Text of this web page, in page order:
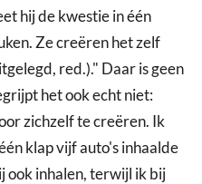
hij de kwestie in één
Ze creëren het zelf
red.)." Daar is geen
het ook echt niet:
zichzelf te creëren. Ik
klap vijf auto's inhaalde
ook inhalen, terwijl ik bij